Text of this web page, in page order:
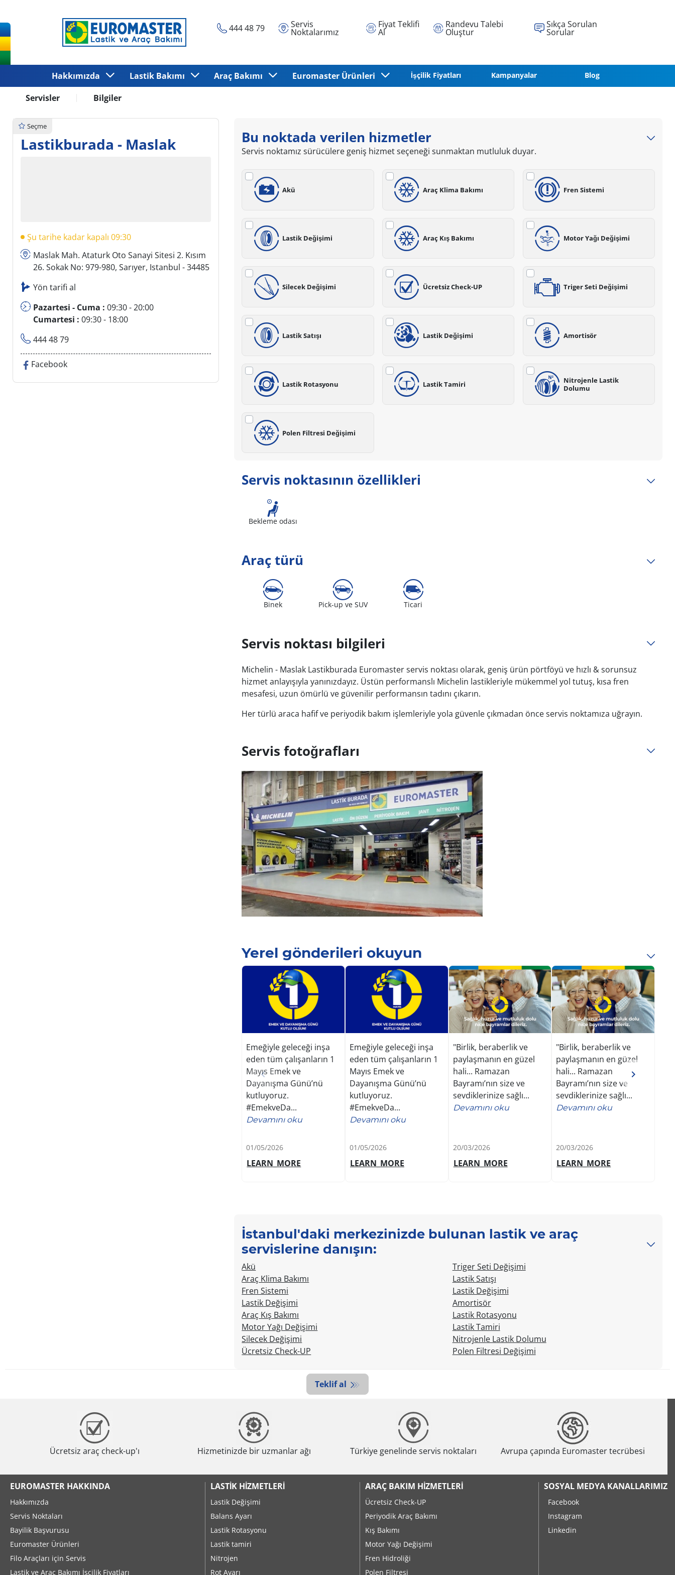
444 48 79 Servis
Noktalarımız
Fiyat Teklifi
Al
Randevu Talebi
Oluştur
Sıkça Sorulan
Sorular
Hakkımızda Lastik Bakımı Araç Bakımı Euromaster Ürünleri İşçilik Fiyatları Kampanyalar Blog
Servisler Bilgiler
Seçme
Lastikburada - Maslak
Şu tarihe kadar kapalı 09:30
Maslak Mah. Ataturk Oto Sanayi Sitesi 2. Kısım
26. Sokak No: 979-980, Sarıyer, Istanbul - 34485
Yön tarifi al
Pazartesi - Cuma : 09:30 - 20:00
Cumartesi : 09:30 - 18:00
444 48 79
Facebook
Bu noktada verilen hizmetler
Servis noktamız sürücülere geniş hizmet seçeneği sunmaktan mutluluk duyar.
Akü Araç Klima Bakımı Fren Sistemi
Lastik Değişimi Araç Kış Bakımı Motor Yağı Değişimi
Silecek Değişimi Ücretsiz Check-UP Triger Seti Değişimi
Lastik Satışı Lastik Değişimi Amortisör
Lastik Rotasyonu Lastik Tamiri
Nitrojenle Lastik
Dolumu
Polen Filtresi Değişimi
Servis noktasının özellikleri
Bekleme odası
Araç türü
Binek Pick-up ve SUV Ticari
Servis noktası bilgileri
Michelin - Maslak Lastikburada Euromaster servis noktası olarak, geniş ürün pörtföyü ve hızlı & sorunsuz
hizmet anlayışıyla yanınızdayız. Üstün performanslı Michelin lastikleriyle mükemmel yol tutuş, kısa fren
mesafesi, uzun ömürlü ve güvenilir performansın tadını çıkarın.
Her türlü araca hafif ve periyodik bakım işlemleriyle yola güvenle çıkmadan önce servis noktamıza uğrayın.
Servis fotoğrafları
Yerel gönderileri okuyun
Emeğiyle geleceği inşa
eden tüm çalışanların 1
Mayıs Emek ve
Dayanışma Günü’nü
kutluyoruz.
#EmekveDa...
Devamını oku
01/05/2026
LEARN_MORE
Emeğiyle geleceği inşa
eden tüm çalışanların 1
Mayıs Emek ve
Dayanışma Günü’nü
kutluyoruz.
#EmekveDa...
Devamını oku
01/05/2026
LEARN_MORE
"Birlik, beraberlik ve
paylaşmanın en güzel
hali... Ramazan
Bayramı’nın size ve
sevdiklerinize sağlı...
Devamını oku
20/03/2026
LEARN_MORE
"Birlik, beraberlik ve
paylaşmanın en güzel
hali... Ramazan
Bayramı’nın size ve
sevdiklerinize sağlı...
Devamını oku
20/03/2026
LEARN_MORE
10
İstanbul'daki merkezinizde bulunan lastik ve araç
servislerine danışın:
Akü
Araç Klima Bakımı
Fren Sistemi
Lastik Değişimi
Araç Kış Bakımı
Motor Yağı Değişimi
Silecek Değişimi
Ücretsiz Check-UP
Triger Seti Değişimi
Lastik Satışı
Lastik Değişimi
Amortisör
Lastik Rotasyonu
Lastik Tamiri
Nitrojenle Lastik Dolumu
Polen Filtresi Değişimi
Teklif al
Ücretsiz araç check-up'ı Hizmetinizde bir uzmanlar ağı Türkiye genelinde servis noktaları Avrupa çapında Euromaster tecrübesi
EUROMASTER HAKKINDA
Hakkımızda
Servis Noktaları
Bayilik Başvurusu
Euromaster Ürünleri
Filo Araçları için Servis
Lastik ve Araç Bakımı İşçilik Fiyatları
LASTIK HIZMETLERI
Lastik Değişimi
Balans Ayarı
Lastik Rotasyonu
Lastik tamiri
Nitrojen
Rot Ayarı
ARAÇ BAKIM HIZMETLERI
Ücretsiz Check-UP
Periyodik Araç Bakımı
Kış Bakımı
Motor Yağı Değişimi
Fren Hidroliği
Polen Filtresi
SOSYAL MEDYA KANALLARIMIZ
Facebook
Instagram
Linkedin